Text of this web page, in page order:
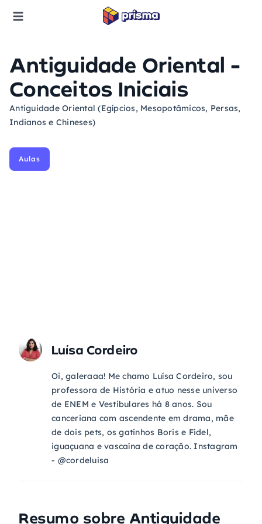
Antiguidade Oriental -
Conceitos Iniciais
Antiguidade Oriental (Egípcios, Mesopotâmicos, Persas,
Indianos e Chineses)
Aulas
Luísa Cordeiro
Oi, galeraaa! Me chamo Luísa Cordeiro, sou
professora de História e atuo nesse universo
de ENEM e Vestibulares há 8 anos. Sou
canceriana com ascendente em drama, mãe
de dois pets, os gatinhos Boris e Fidel,
iguaçuana e vascaína de coração. Instagram
- @cordeluisa
Resumo sobre Antiguidade